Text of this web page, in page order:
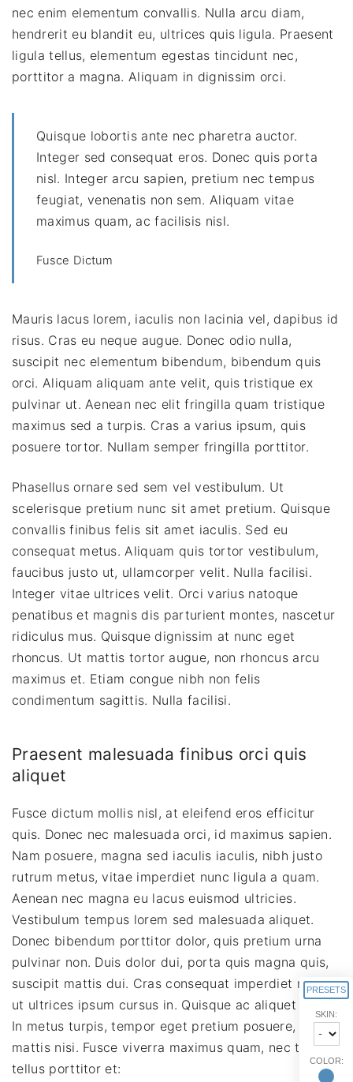
nec enim elementum convallis. Nulla arcu diam,
hendrerit eu blandit eu, ultrices quis ligula. Praesent
ligula tellus, elementum egestas tincidunt nec,
porttitor a magna. Aliquam in dignissim orci.
Quisque lobortis ante nec pharetra auctor.
Integer sed consequat eros. Donec quis porta
nisl. Integer arcu sapien, pretium nec tempus
feugiat, venenatis non sem. Aliquam vitae
maximus quam, ac facilisis nisl.
Fusce Dictum
Mauris lacus lorem, iaculis non lacinia vel, dapibus id
risus. Cras eu neque augue. Donec odio nulla,
suscipit nec elementum bibendum, bibendum quis
orci. Aliquam aliquam ante velit, quis tristique ex
pulvinar ut. Aenean nec elit fringilla quam tristique
maximus sed a turpis. Cras a varius ipsum, quis
posuere tortor. Nullam semper fringilla porttitor.
Phasellus ornare sed sem vel vestibulum. Ut
scelerisque pretium nunc sit amet pretium. Quisque
convallis finibus felis sit amet iaculis. Sed eu
consequat metus. Aliquam quis tortor vestibulum,
faucibus justo ut, ullamcorper velit. Nulla facilisi.
Integer vitae ultrices velit. Orci varius natoque
penatibus et magnis dis parturient montes, nascetur
ridiculus mus. Quisque dignissim at nunc eget
rhoncus. Ut mattis tortor augue, non rhoncus arcu
maximus et. Etiam congue nibh non felis
condimentum sagittis. Nulla facilisi.
Praesent malesuada finibus orci quis
aliquet
Fusce dictum mollis nisl, at eleifend eros efficitur
quis. Donec nec malesuada orci, id maximus sapien.
Nam posuere, magna sed iaculis iaculis, nibh justo
rutrum metus, vitae imperdiet nunc ligula a quam.
Aenean nec magna eu lacus euismod ultricies.
Vestibulum tempus lorem sed malesuada aliquet.
Donec bibendum porttitor dolor, quis pretium urna
pulvinar non. Duis dolor dui, porta quis magna quis,
suscipit mattis dui. Cras consequat imperdiet metus,
ut ultrices ipsum cursus in. Quisque ac aliquet odio.
In metus turpis, tempor eget pretium posuere, lacinia
mattis nisi. Fusce viverra maximus quam, nec tempor
tellus porttitor et:
PRESETS
SKIN:
COLOR: